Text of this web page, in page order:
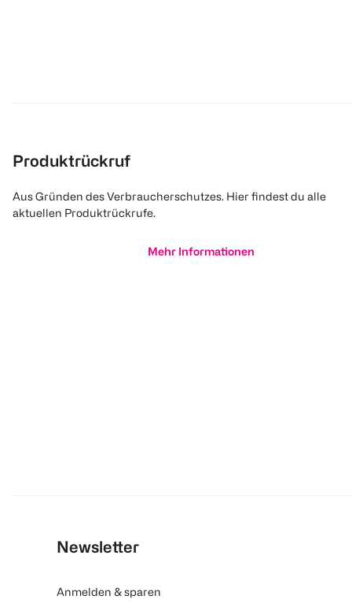
Produktrückruf
Aus Gründen des Verbraucherschutzes. Hier findest du alle
aktuellen Produktrückrufe.
Mehr Informationen
Newsletter
Anmelden & sparen